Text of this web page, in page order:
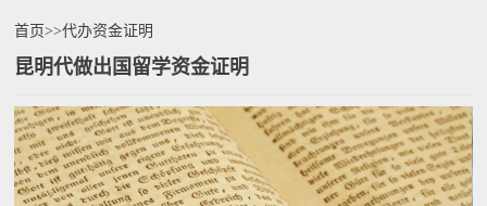
首页>>代办资金证明
昆明代做出国留学资金证明